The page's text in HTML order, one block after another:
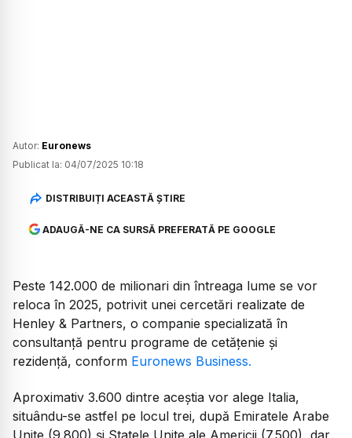
Autor: Euronews
Publicat la: 04/07/2025 10:18
DISTRIBUIȚI ACEASTĂ ȘTIRE
ADAUGĂ-NE CA SURSĂ PREFERATĂ PE GOOGLE
Peste 142.000 de milionari din întreaga lume se vor
reloca în 2025, potrivit unei cercetări realizate de
Henley & Partners, o companie specializată în
consultanță pentru programe de cetățenie și
rezidență, conform Euronews Business.
Aproximativ 3.600 dintre aceștia vor alege Italia,
situându-se astfel pe locul trei, după Emiratele Arabe